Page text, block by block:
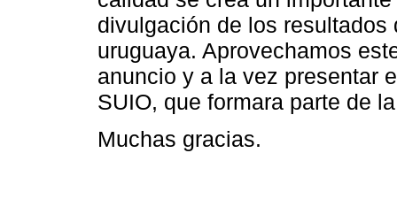
divulgación de los
uruguaya. Aprovechamos
anuncio y a la vez presentar
SUIO, que formara parte de
Muchas gracias.